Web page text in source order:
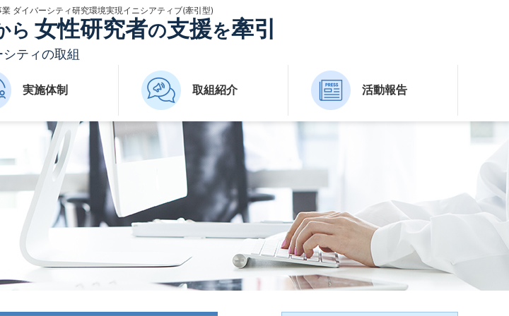
業 ダイバーシティ研究環境実現イニシアティブ(牽引型)
ら女性研究者の支援を牽引
ティの取組
実施体制 取組紹介 活動報告